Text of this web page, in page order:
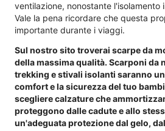
ventilazione, nonostante l'isolamento
Vale la pena ricordare che questa
importante durante i viaggi.
Sul nostro sito troverai scarpe da
della massima qualità. Scarponi da
trekking e stivali isolanti saranno
comfort e la sicurezza del tuo
scegliere calzature che
proteggono dalle cadute e allo
un'adeguata protezione dal gelo,